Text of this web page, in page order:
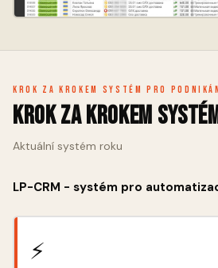
Krok za krokem systém pro
Krok za krokem
Aktuální systém roku
LP-CRM - systém pro
⚡